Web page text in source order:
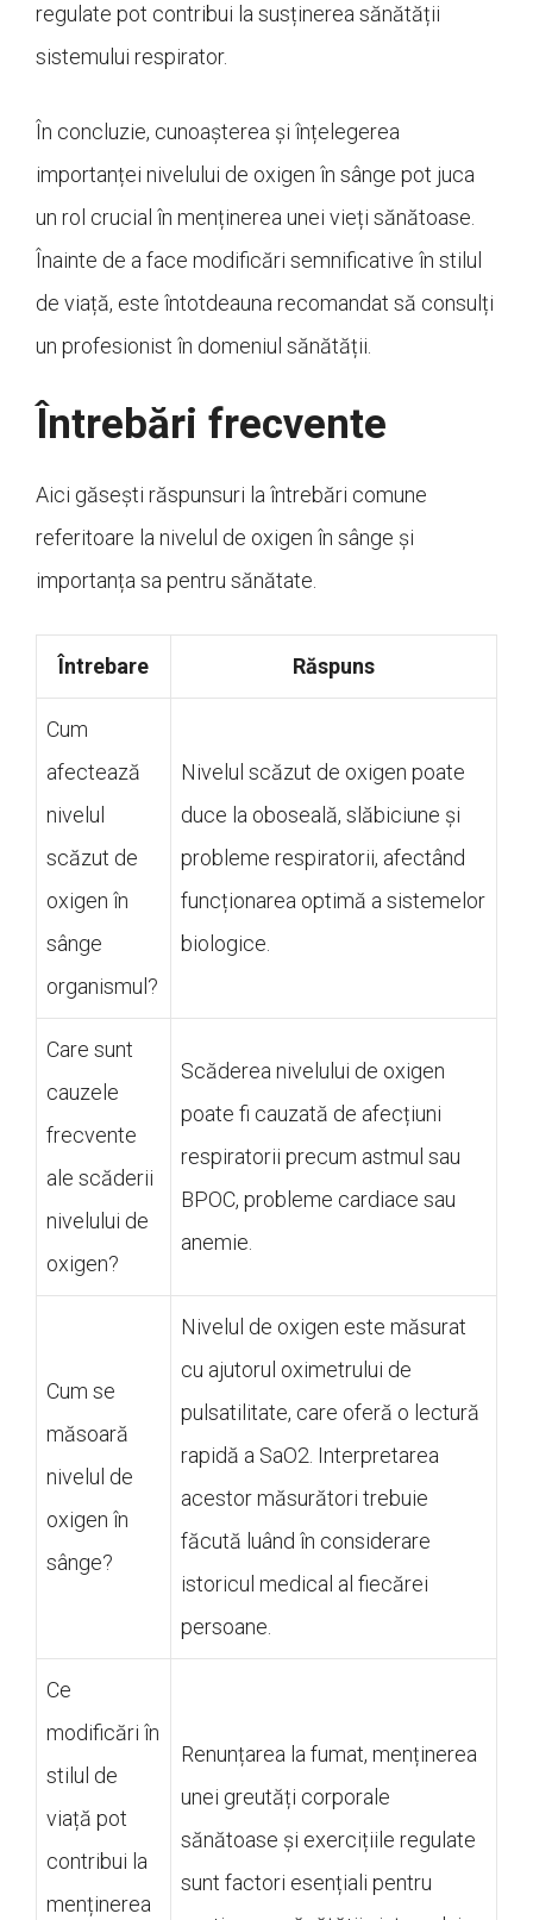
regulate pot contribui la susținerea sănătății
sistemului respirator.
În concluzie, cunoașterea și înțelegerea
importanței nivelului de oxigen în sânge pot juca
un rol crucial în menținerea unei vieți sănătoase.
Înainte de a face modificări semnificative în stilul
de viață, este întotdeauna recomandat să consulți
un profesionist în domeniul sănătății.
Întrebări frecvente
Aici găsești răspunsuri la întrebări comune
referitoare la nivelul de oxigen în sânge și
importanța sa pentru sănătate.
Întrebare Răspuns
Cum
afectează
nivelul
scăzut de
oxigen în
sânge
organismul?
Nivelul scăzut de oxigen poate
duce la oboseală, slăbiciune și
probleme respiratorii, afectând
funcționarea optimă a sistemelor
biologice.
Care sunt
cauzele
frecvente
ale scăderii
nivelului de
oxigen?
Scăderea nivelului de oxigen
poate fi cauzată de afecțiuni
respiratorii precum astmul sau
BPOC, probleme cardiace sau
anemie.
Cum se
măsoară
nivelul de
oxigen în
sânge?
Nivelul de oxigen este măsurat
cu ajutorul oximetrului de
pulsatilitate, care oferă o lectură
rapidă a SaO2. Interpretarea
acestor măsurători trebuie
făcută luând în considerare
istoricul medical al fiecărei
persoane.
Ce
modificări în
stilul de
viață pot
contribui la
menținerea
Renunțarea la fumat, menținerea
unei greutăți corporale
sănătoase și exercițiile regulate
sunt factori esențiali pentru